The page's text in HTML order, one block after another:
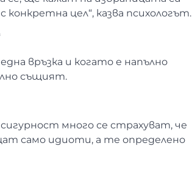
цел“, казва психологът.
връзка и когато е напълно
същият.
много се страхуват, че
само идиоти, а те определено